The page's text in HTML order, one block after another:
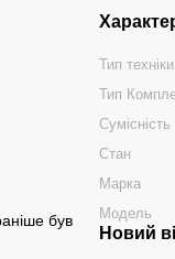
був
Тип техніки
Тип
Сумісність
Стан
Марка
Модель
Новий